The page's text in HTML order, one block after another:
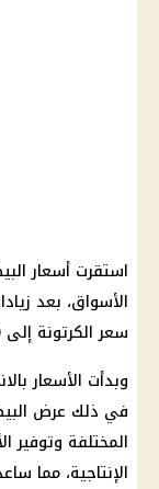
الأسواق، بعد
سعر الكرتونة إلى 180 جنيهاً في الأسواق.
وبدأت الأسعار
في ذلك عرض
المختلفة وتوفير
الإنتاجية، مما